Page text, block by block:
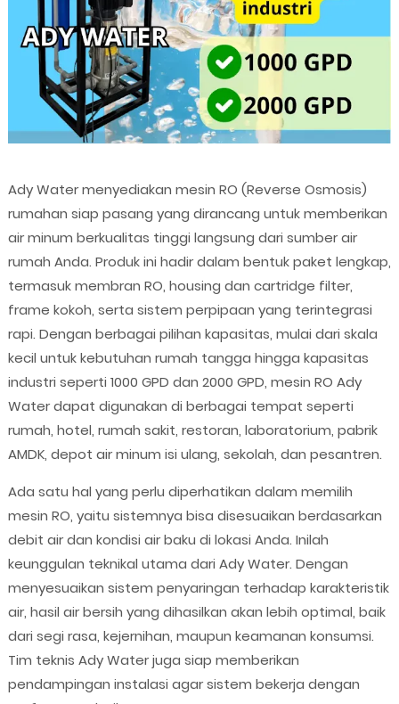
Ady Water menyediakan mesin RO (Reverse Osmosis)
rumahan siap pasang yang dirancang untuk memberikan
air minum berkualitas tinggi langsung dari sumber air
rumah Anda. Produk ini hadir dalam bentuk paket lengkap,
termasuk membran RO, housing dan cartridge filter,
frame kokoh, serta sistem perpipaan yang terintegrasi
rapi. Dengan berbagai pilihan kapasitas, mulai dari skala
kecil untuk kebutuhan rumah tangga hingga kapasitas
industri seperti 1000 GPD dan 2000 GPD, mesin RO Ady
Water dapat digunakan di berbagai tempat seperti
rumah, hotel, rumah sakit, restoran, laboratorium, pabrik
AMDK, depot air minum isi ulang, sekolah, dan pesantren.
Ada satu hal yang perlu diperhatikan dalam memilih
mesin RO, yaitu sistemnya bisa disesuaikan berdasarkan
debit air dan kondisi air baku di lokasi Anda. Inilah
keunggulan teknikal utama dari Ady Water. Dengan
menyesuaikan sistem penyaringan terhadap karakteristik
air, hasil air bersih yang dihasilkan akan lebih optimal, baik
dari segi rasa, kejernihan, maupun keamanan konsumsi.
Tim teknis Ady Water juga siap memberikan
pendampingan instalasi agar sistem bekerja dengan